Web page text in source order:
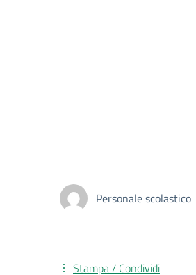
Personale scolastico
Stampa / Condividi